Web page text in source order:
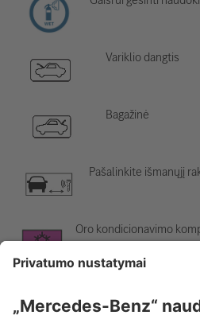
Variklio dangtis
Bagažinė
Pašalinkite išmanųjį
Oro kondicionavimo